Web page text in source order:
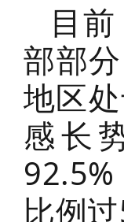
目
部部
地区
感长
比例